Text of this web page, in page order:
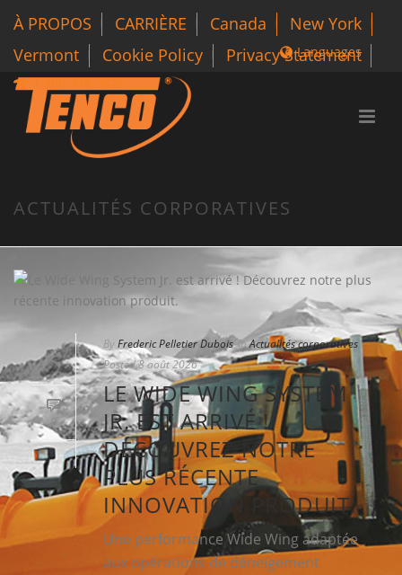
À PROPOS CARRIÈRE Canada
New York
Vermont
Cookie Policy Privacy Statement
1 800-318-3626
Languages
ACTUALITÉS CORPORATIVES
0
ByFrederic Pelletier Dubois InActualités corporatives
Posted8 août 2026
LE WIDE WING SYSTEM
JR. EST ARRIVÉ !
DÉCOUVREZ NOTRE
PLUS RÉCENTE
INNOVATION PRODUIT.
Une performance Wide Wing adaptée
aux opérations de déneigement